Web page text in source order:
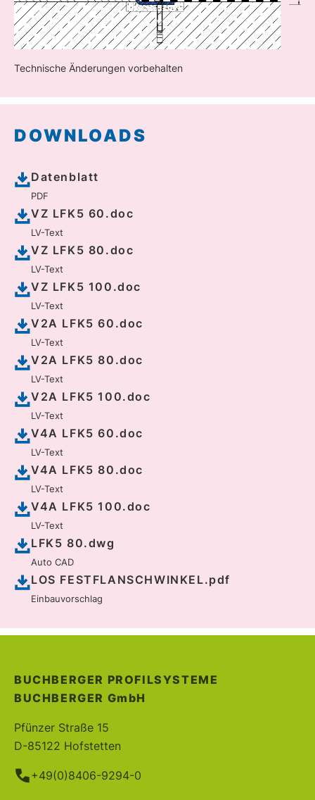
Technische Änderungen vorbehalten
DOWNLOADS
Datenblatt
PDF
VZ LFK5 60.doc
LV-Text
VZ LFK5 80.doc
LV-Text
VZ LFK5 100.doc
LV-Text
V2A LFK5 60.doc
LV-Text
V2A LFK5 80.doc
LV-Text
V2A LFK5 100.doc
LV-Text
V4A LFK5 60.doc
LV-Text
V4A LFK5 80.doc
LV-Text
V4A LFK5 100.doc
LV-Text
LFK5 80.dwg
Auto CAD
LOS FESTFLANSCHWINKEL.pdf
Einbauvorschlag
BUCHBERGER PROFILSYSTEME
BUCHBERGER GmbH
Pfünzer Straße 15
D-85122 Hofstetten
+49(0)8406-9294-0